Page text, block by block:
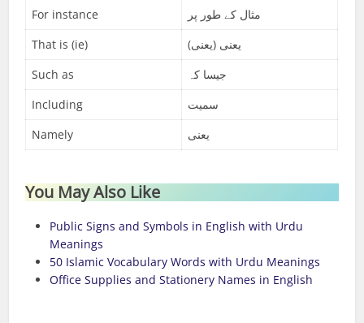
For instance
مثال کے طور پر
That is (ie)
یعنی (یعنی)
Such as
جیسا کہ
Including
سمیت
Namely
یعنی
You May Also Like
Public Signs and Symbols in English with Urdu
Meanings
50 Islamic Vocabulary Words with Urdu Meanings
Office Supplies and Stationery Names in English